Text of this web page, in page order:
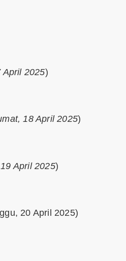
April 2025)
18 April 2025)
April 2025)
20 April 2025)